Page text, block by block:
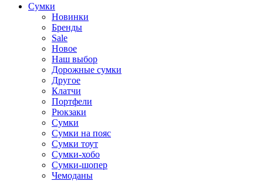
Cумки
Новинки
Бренды
Sale
Новое
Наш выбор
Дорожные сумки
Другое
Клатчи
Портфели
Рюкзаки
Сумки
Сумки на пояс
Сумки тоут
Сумки-хобо
Сумки-шопер
Чемоданы